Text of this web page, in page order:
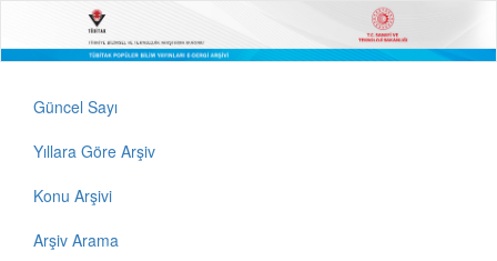
Güncel Sayı
Yıllara Göre Arşiv
Konu Arşivi
Arşiv Arama